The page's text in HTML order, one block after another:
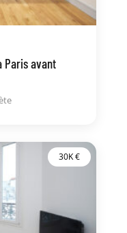
Paris avant
30K €